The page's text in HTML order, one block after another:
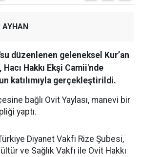
AYHAN
düzenlenen geleneksel Kur’an
Hakkı Ekşi Camii'nde
katılımıyla gerçekleştirildi.
bağlı Ovit Yaylası, manevi bir
yaptı.
Diyanet Vakfı Rize Şubesi,
ve Sağlık Vakfı ile Ovit Hakkı